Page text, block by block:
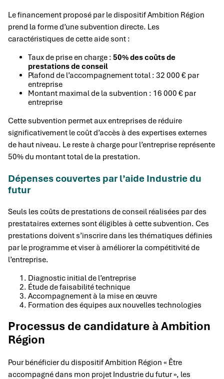
Le financement proposé par le dispositif Ambition Région
prend la forme d’une subvention directe. Les
caractéristiques de cette aide sont :
Taux de prise en charge : 50% des coûts de
prestations de conseil
Plafond de l’accompagnement total : 32 000 € par
entreprise
Montant maximal de la subvention : 16 000 € par
entreprise
Cette subvention permet aux entreprises de réduire
significativement le coût d’accès à des expertises externes
de haut niveau. Le reste à charge pour l’entreprise représente
50% du montant total de la prestation.
Dépenses couvertes par l’aide Industrie du
futur
Seuls les coûts de prestations de conseil réalisées par des
prestataires externes sont éligibles à cette subvention. Ces
prestations doivent s’inscrire dans les thématiques définies
par le programme et viser à améliorer la compétitivité de
l’entreprise.
Diagnostic initial de l’entreprise
Étude de faisabilité technique
Accompagnement à la mise en œuvre
Formation des équipes aux nouvelles technologies
Processus de candidature à Ambition
Région
Pour bénéficier du dispositif Ambition Région « Être
accompagné dans mon projet Industrie du futur », les